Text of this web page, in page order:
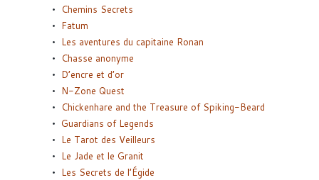
Chemins Secrets
Fatum
Les aventures du capitaine Ronan
Chasse anonyme
D’encre et d’or
N-Zone Quest
Chickenhare and the Treasure of Spiking-Beard
Guardians of Legends
Le Tarot des Veilleurs
Le Jade et le Granit
Les Secrets de l’Égide